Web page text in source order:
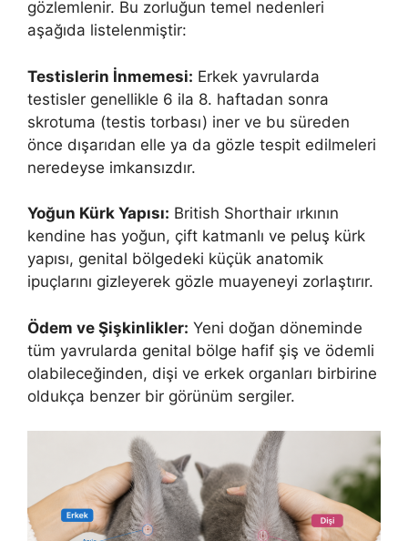
gözlemlenir. Bu zorluğun temel nedenleri
aşağıda listelenmiştir:
Testislerin İnmemesi: Erkek yavrularda
testisler genellikle 6 ila 8. haftadan sonra
skrotuma (testis torbası) iner ve bu süreden
önce dışarıdan elle ya da gözle tespit edilmeleri
neredeyse imkansızdır.
Yoğun Kürk Yapısı: British Shorthair ırkının
kendine has yoğun, çift katmanlı ve peluş kürk
yapısı, genital bölgedeki küçük anatomik
ipuçlarını gizleyerek gözle muayeneyi zorlaştırır.
Ödem ve Şişkinlikler: Yeni doğan döneminde
tüm yavrularda genital bölge hafif şiş ve ödemli
olabileceğinden, dişi ve erkek organları birbirine
oldukça benzer bir görünüm sergiler.